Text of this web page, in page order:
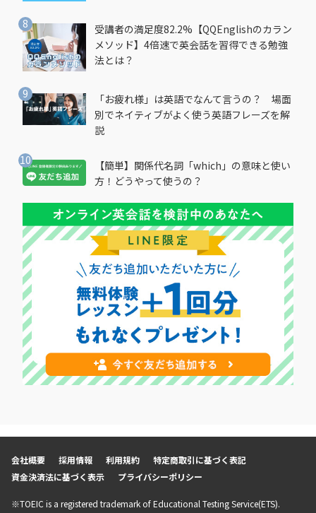
受講者の満足度82.2%【QQEnglishのカラン
メソッド】4倍速で英会話を習得できる勉強
法とは？
「お疲れ様」は英語でなんて言うの？ 場面
別でネイティブがよく使う英語フレーズを解
説
【簡単】関係代名詞「which」の意味と使い
方！どうやって使うの？
会社概要 採用情報 利用規約
特定商取引に基づく表記
資金決済法に基づく表示
プライバシーポリシー
※TOEIC is a registered trademark of Educational Testing Service(ETS).